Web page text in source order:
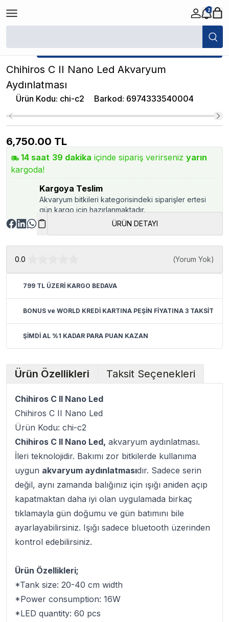
2
/ Chihiros C II Nano Led Akvaryum
★ Atakan Petshop, Chihiros yetkili satıcısıdır.
Chihiros C II Nano Led Akvaryum
Aydınlatması
Ürün Kodu: chi-c2 Barkod: 6974333540004
6,750.00 TL
14 saat 39 dakika içinde sipariş verirseniz yarın
kargoda!
Kargoya Teslim
Akvaryum bitkileri kategorisindeki siparişler ertesi
gün kargo için hazırlanmaktadır.
ÜRÜN DETAYI
0.0 (Yorum Yok)
799 TL ÜZERİ KARGO BEDAVA
BONUS ve WORLD KREDİ KARTINA PEŞİN FİYATINA 3 TAKSİT
ŞİMDİ AL %1 KADAR PARA PUAN KAZAN
Ürün Özellikleri Taksit Seçenekleri
Chihiros C II Nano Led
Chihiros C II Nano Led
Ürün Kodu: chi-c2
Chihiros C II Nano Led, akvaryum aydınlatması.
İleri teknolojidir. Bakımı zor bitkilerde kullanıma
uygun akvaryum aydınlatmasıdır. Sadece serin
değil, aynı zamanda balığınız için ışığı aniden açıp
kapatmaktan daha iyi olan uygulamada birkaç
tıklamayla gün doğumu ve gün batımını bile
ayarlayabilirsiniz. Işığı sadece bluetooth üzerinden
kontrol edebilirsiniz.
Ürün Özellikleri;
*Tank size: 20-40 cm width
*Power consumption: 16W
*LED quantity: 60 pcs